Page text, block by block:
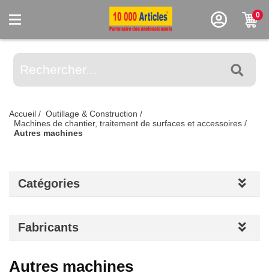
0
Accueil / Outillage & Construction /
Machines de chantier, traitement de surfaces et accessoires /
Autres machines
Catégories
Fabricants
Autres machines